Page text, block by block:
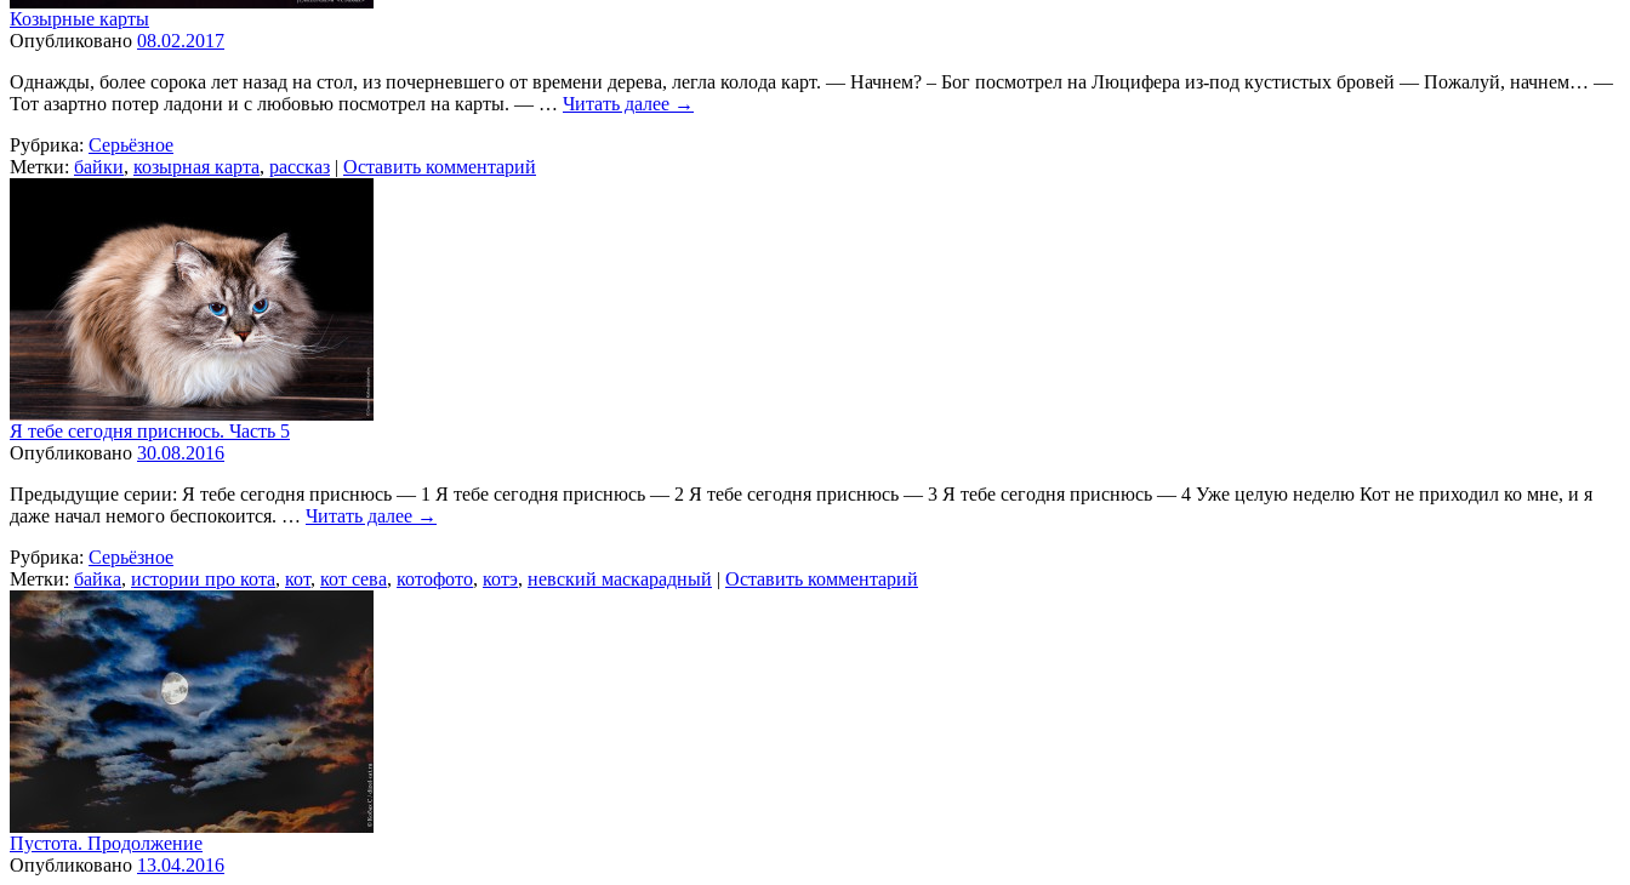
Козырные карты
Опубликовано 08.02.2017
Однажды, более сорока лет назад на стол, из почерневшего от времени дерева, легла колода карт. — Начнем? – Бог посмотрел на Люцифера из-под кустистых бровей — Пожалуй, начнем… —
Тот азартно потер ладони и с любовью посмотрел на карты. — … Читать далее →
Рубрика: Серьёзное
Метки: байки, козырная карта, рассказ | Оставить комментарий
Я тебе сегодня приснюсь. Часть 5
Опубликовано 30.08.2016
Предыдущие серии: Я тебе сегодня приснюсь — 1 Я тебе сегодня приснюсь — 2 Я тебе сегодня приснюсь — 3 Я тебе сегодня приснюсь — 4 Уже целую неделю Кот не приходил ко мне, и я
даже начал немого беспокоится. … Читать далее →
Рубрика: Серьёзное
Метки: байка, истории про кота, кот, кот сева, котофото, котэ, невский маскарадный | Оставить комментарий
Пустота. Продолжение
Опубликовано 13.04.2016